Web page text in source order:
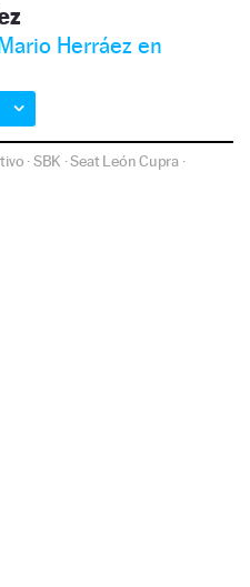
Herráez en
·SBK ·Seat León Cupra·